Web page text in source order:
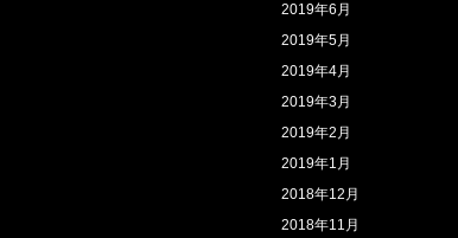
2019年6月
2019年5月
2019年4月
2019年3月
2019年2月
2019年1月
2018年12月
2018年11月